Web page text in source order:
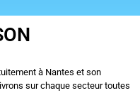
à Nantes et son
sur chaque secteur toutes